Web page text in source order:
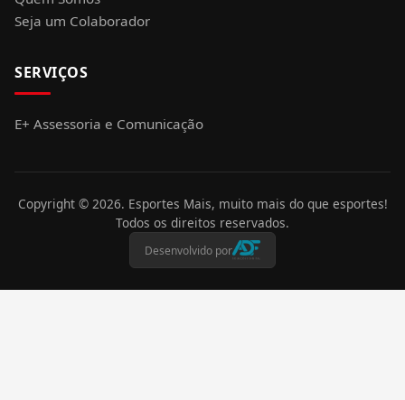
Seja um Colaborador
SERVIÇOS
E+ Assessoria e Comunicação
Copyright © 2026. Esportes Mais, muito mais do que esportes!
Todos os direitos reservados.
Desenvolvido por